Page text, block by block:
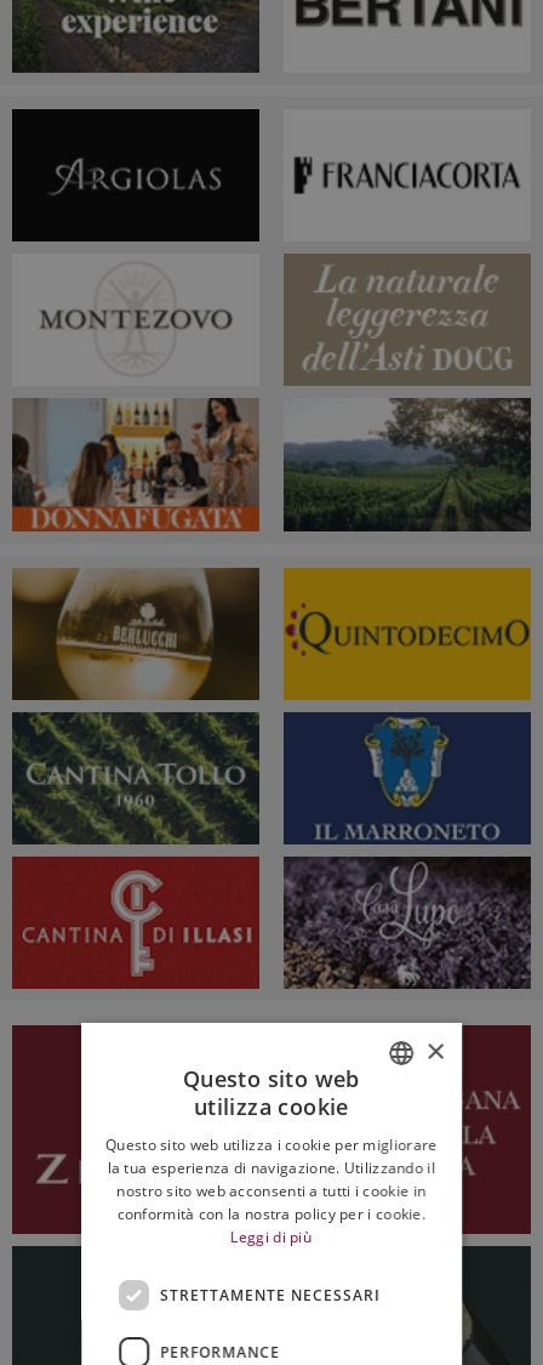
ENGLISH
×
Questo sito web
utilizza cookie
Questo sito web utilizza i cookie per migliorare
la tua esperienza di navigazione. Utilizzando il
nostro sito web acconsenti a tutti i cookie in
conformità con la nostra policy per i cookie.
Leggi di più
STRETTAMENTE NECESSARI
PERFORMANCE